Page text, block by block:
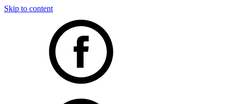
Skip to content